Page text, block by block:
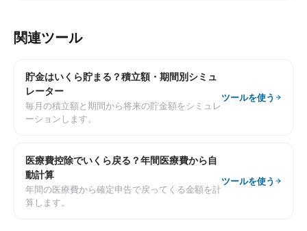
関連ツール
貯金はいくら貯まる？積立額・期間別シミュ
レーター
毎月の積立額と期間から将来の貯金額をシミュレ
ーションします。
ツールを使う
医療費控除でいくら戻る？年間医療費から自
動計算
年間の医療費から確定申告で戻ってくる金額を計
算します。
ツールを使う